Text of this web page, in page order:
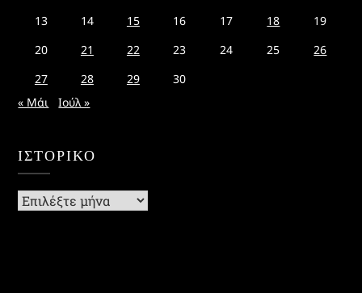
13
14 15 16 17 18
19
20
21 22 23 24 25
26
27
28 29
30
« Μάι
Ιούλ »
ΙΣΤΟΡΙΚΌ
Ιστορικό